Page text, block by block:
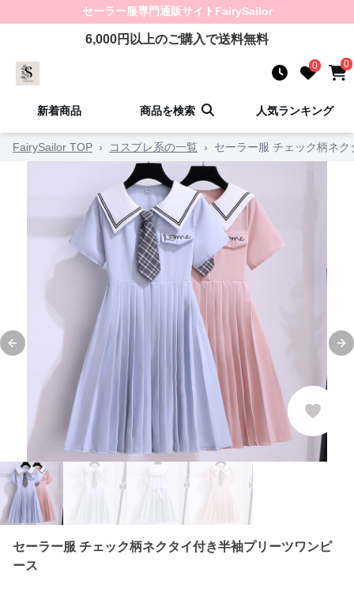
セーラー服専門通販サイト FairySailor
6,000円以上のご購入で送料無料
0 0
新着商品 商品を検索 人気ランキング
FairySailor TOP › コスプレ系の一覧 › セーラー服 チェック柄ネ
Previous slide
セーラー服 チェック柄ネクタイ付き半袖プリーツワンピ
ース